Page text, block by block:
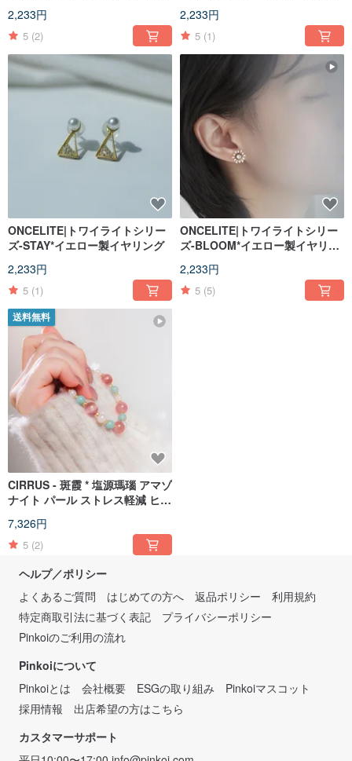
2,233円
5 (2)
2,233円
5 (1)
ONCELITE|トワイライトシリー
ズ-STAY*イエロー製イヤリング
2,233円
5 (1)
ONCELITE|トワイライトシリー
ズ-BLOOM*イエロー製イヤリン
2,233円
5 (5)
送料無料
CIRRUS - 斑霞 * 塩源瑪瑙 アマゾ
ナイト パール ストレス軽減 ヒー
7,326円
5 (2)
ヘルプ／ポリシー
よくあるご質問
はじめての方へ 返品ポリシー
利用規約
特定商取引法に基づく表記
プライバシーポリシー
Pinkoiのご利用の流れ
Pinkoiについて
Pinkoiとは
会社概要 ESGの取り組み
Pinkoiマスコット
採用情報
出店希望の方はこちら
カスタマーサポート